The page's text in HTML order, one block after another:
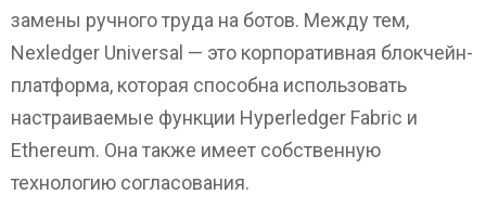
замены ручного труда на ботов. Между тем,
Nexledger Universal — это корпоративная блокчейн-
платформа, которая способна использовать
настраиваемые функции Hyperledger Fabric и
Ethereum. Она также имеет собственную
технологию согласования.